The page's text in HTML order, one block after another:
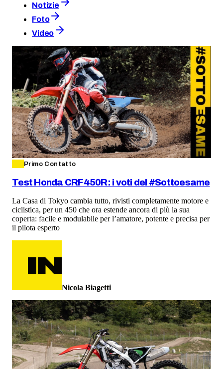
Notizie
Foto
Video
Primo Contatto
Test Honda CRF450R: i voti del #Sottoesame
La Casa di Tokyo cambia tutto, rivisti completamente motore e
ciclistica, per un 450 che ora estende ancora di più la sua
coperta: facile e modulabile per l’amatore, potente e precisa per
il pilota esperto
Nicola Biagetti